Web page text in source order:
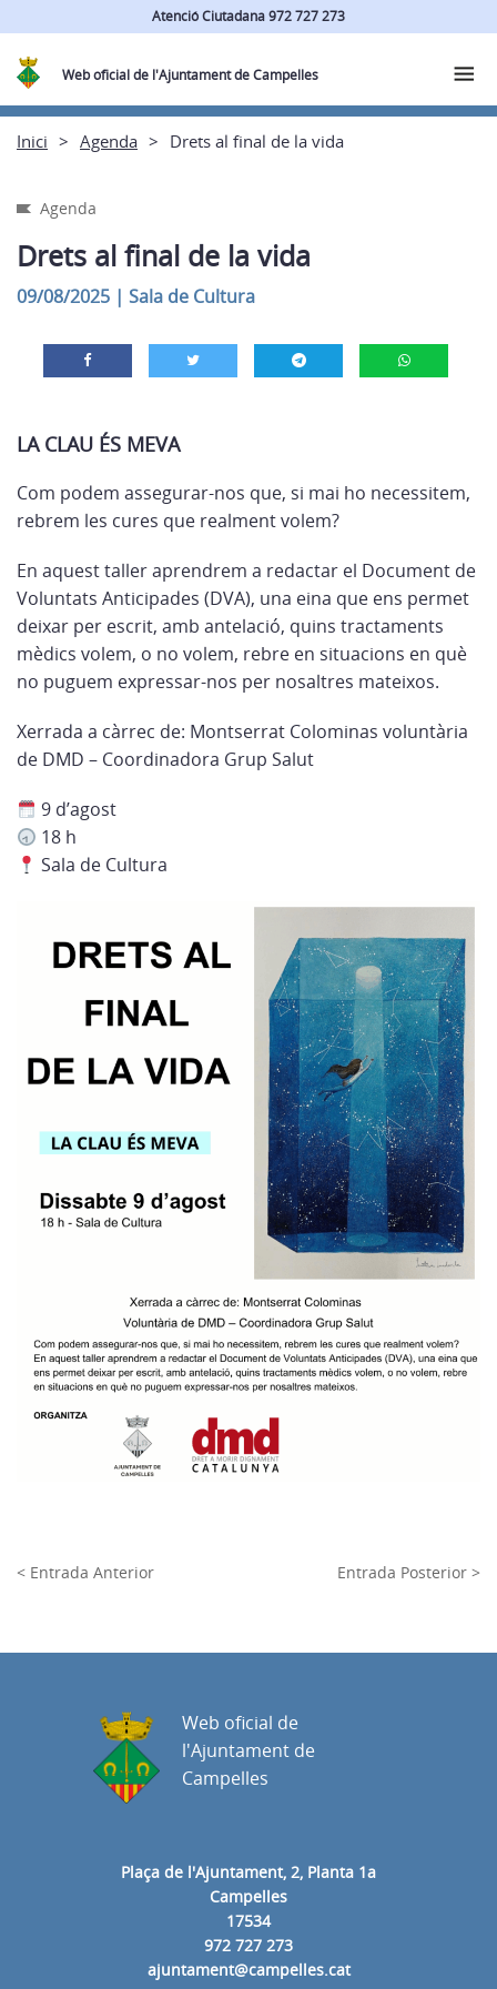
Atenció Ciutadana 972 727 273
Web oficial de l'Ajuntament de Campelles
Inici Agenda Drets al final de la vida
Agenda
Drets al final de la vida
09/08/2025 | Sala de Cultura
LA CLAU ÉS MEVA
Com podem assegurar-nos que, si mai ho necessitem,
rebrem les cures que realment volem?
En aquest taller aprendrem a redactar el Document de
Voluntats Anticipades (DVA), una eina que ens permet
deixar per escrit, amb antelació, quins tractaments
mèdics volem, o no volem, rebre en situacions en què
no puguem expressar-nos per nosaltres mateixos.
Xerrada a càrrec de: Montserrat Colominas voluntària
de DMD – Coordinadora Grup Salut
9 d’agost
18 h
Sala de Cultura
< Entrada Anterior Entrada Posterior >
Plaça de l'Ajuntament, 2, Planta 1a
Campelles
17534
972 727 273
ajuntament@campelles.cat
Web oficial de
l'Ajuntament de
Campelles